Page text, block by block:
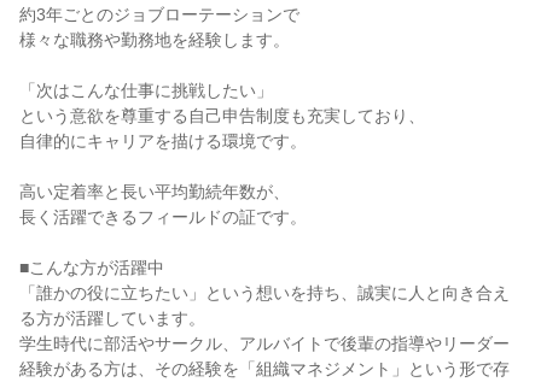
約3年ごとのジョブローテーションで
様々な職務や勤務地を経験します。
「次はこんな仕事に挑戦したい」
という意欲を尊重する自己申告制度も充実しており、
自律的にキャリアを描ける環境です。
高い定着率と長い平均勤続年数が、
長く活躍できるフィールドの証です。
■こんな方が活躍中
「誰かの役に立ちたい」という想いを持ち、誠実に人と向き合え
る方が活躍しています。
学生時代に部活やサークル、アルバイトで後輩の指導やリーダー
経験がある方は、その経験を「組織マネジメント」という形で存